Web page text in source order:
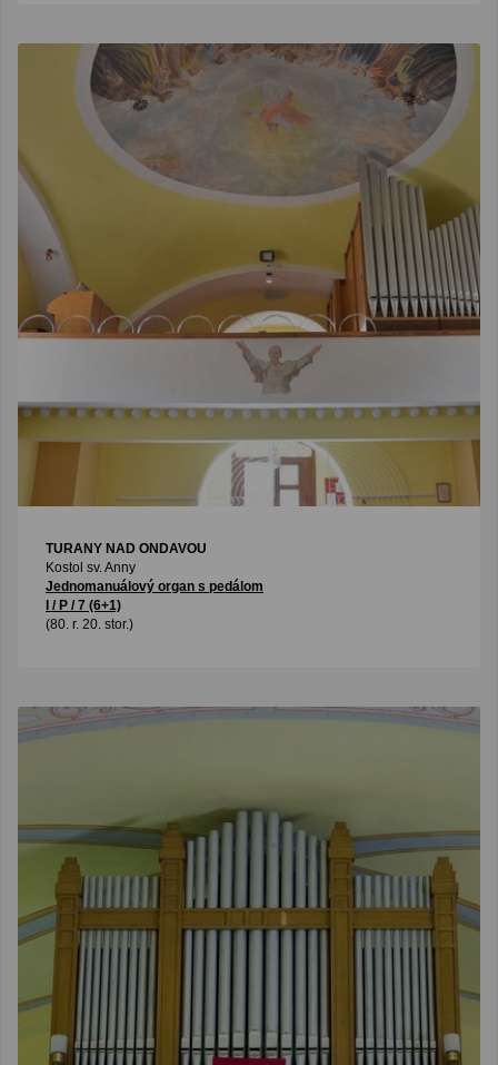
TURANY NAD ONDAVOU
Kostol sv. Anny
Jednomanuálový organ s pedálom
I / P / 7 (6+1)
(80. r. 20. stor.)